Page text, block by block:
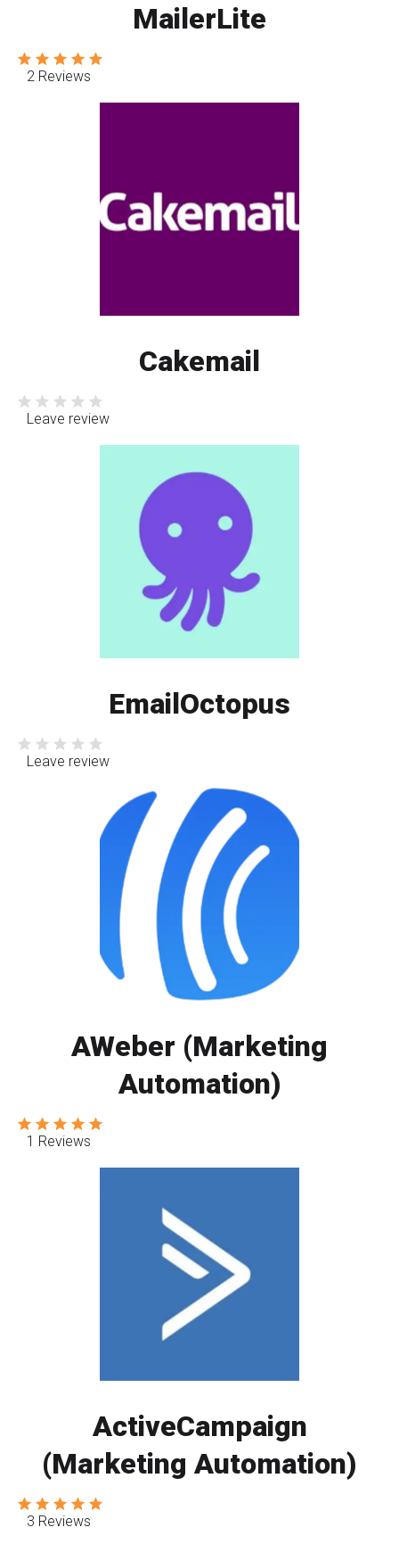
MailerLite
2 Reviews
Cakemail
Leave review
EmailOctopus
Leave review
AWeber (Marketing
Automation)
1 Reviews
ActiveCampaign
(Marketing Automation)
3 Reviews